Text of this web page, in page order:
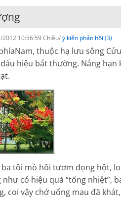
2012 10:56:59 Chiều/ý kiến phản hồi (3)
thuộc hạ lưu sông
hiệu bất thường. Nắng
tôi mồ hôi tươm đọng hột,
có hiệu quả “tống nhiệt”,
coi vậy chớ uống mau đã